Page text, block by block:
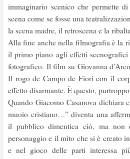
immaginario scenico che permette
scena come se fosse una
la scena madre, il retroscena e la
Alla fine anche nella filmografia è la
il primo piano agli effetti scenografici
fotografico. Il film su Giovanna
Il rogo de Campo de Fiori con il
effetto disarmante. È questo,
Quando Giacomo Casanova
muoio cristiano…” diventa una
il pubblico dimentica ciò, ma non
personaggio e il mito che si è creato
e nel gioco delle parti interessa